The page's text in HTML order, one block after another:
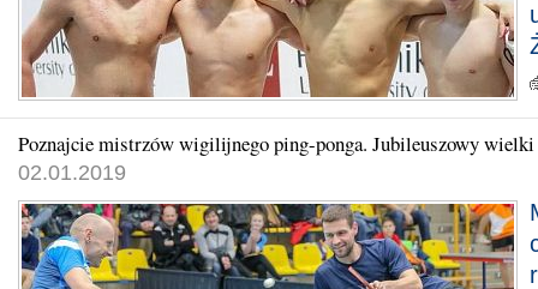
Poznajcie mistrzów wigilijnego ping-ponga. Jubileuszowy
02.01.2019